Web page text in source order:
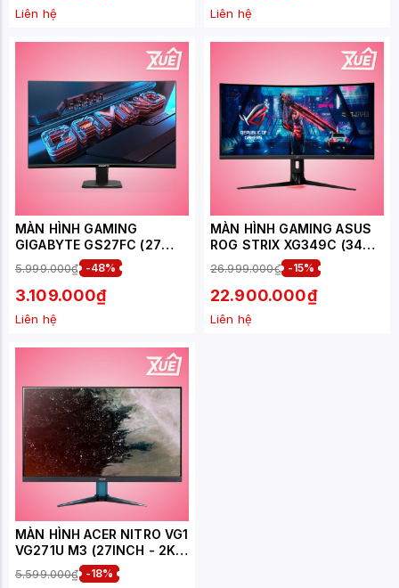
Liên hệ Liên hệ
MÀN HÌNH GAMING
GIGABYTE GS27FC (27
INCH/FHD/VA/180HZ/1MS/C
ONG)
5.999.000₫ -48%
3.109.000₫
Liên hệ
MÀN HÌNH GAMING ASUS
ROG STRIX XG349C (34
INCH/UWQHD/FAST
IPS/180HZ/1MS)
26.999.000₫ -15%
22.900.000₫
Liên hệ
MÀN HÌNH ACER NITRO VG1
VG271U M3 (27INCH - 2K -
IPS - 180HZ - 1MS)
5.599.000₫ -18%